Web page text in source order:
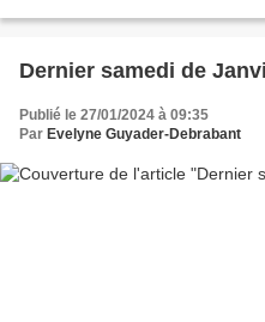
Dernier samedi de
Publié le 27/01/2024 à 09:35
Par Evelyne Guyader-Debrabant